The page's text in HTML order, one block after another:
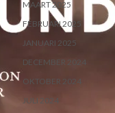
MAART 2025
FEBRUARI 2025
JANUARI 2025
DECEMBER 2024
OKTOBER 2024
JULI 2024